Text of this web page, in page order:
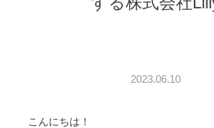
2023.06.10
こんにちは！